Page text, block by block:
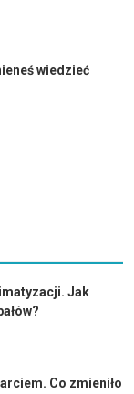
wiedzieć
Jak
Co zmieniło